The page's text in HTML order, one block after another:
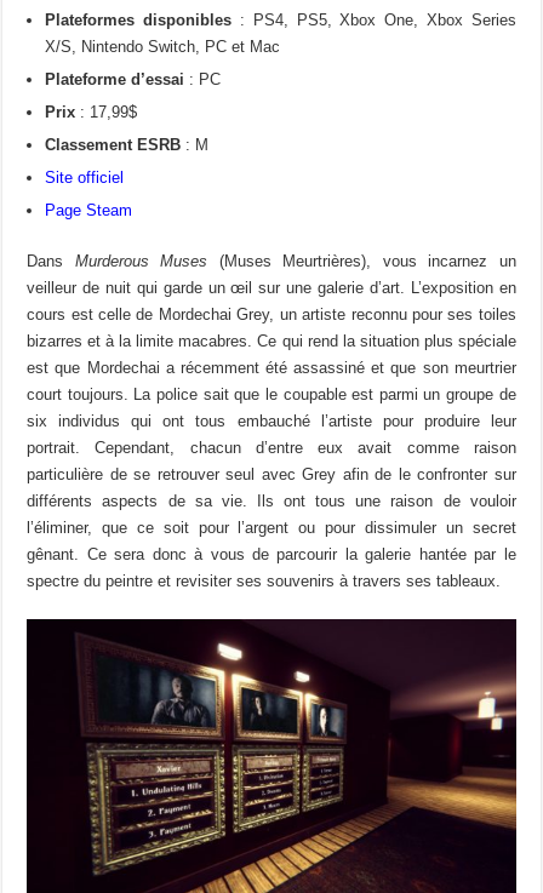
Plateformes disponibles : PS4, PS5, Xbox One, Xbox Series
X/S, Nintendo Switch, PC et Mac
Plateforme d’essai : PC
Prix : 17,99$
Classement ESRB : M
Site officiel
Page Steam
Dans Murderous Muses (Muses Meurtrières), vous incarnez un
veilleur de nuit qui garde un œil sur une galerie d’art. L’exposition en
cours est celle de Mordechai Grey, un artiste reconnu pour ses toiles
bizarres et à la limite macabres. Ce qui rend la situation plus spéciale
est que Mordechai a récemment été assassiné et que son meurtrier
court toujours. La police sait que le coupable est parmi un groupe de
six individus qui ont tous embauché l’artiste pour produire leur
portrait. Cependant, chacun d’entre eux avait comme raison
particulière de se retrouver seul avec Grey afin de le confronter sur
différents aspects de sa vie. Ils ont tous une raison de vouloir
l’éliminer, que ce soit pour l’argent ou pour dissimuler un secret
gênant. Ce sera donc à vous de parcourir la galerie hantée par le
spectre du peintre et revisiter ses souvenirs à travers ses tableaux.